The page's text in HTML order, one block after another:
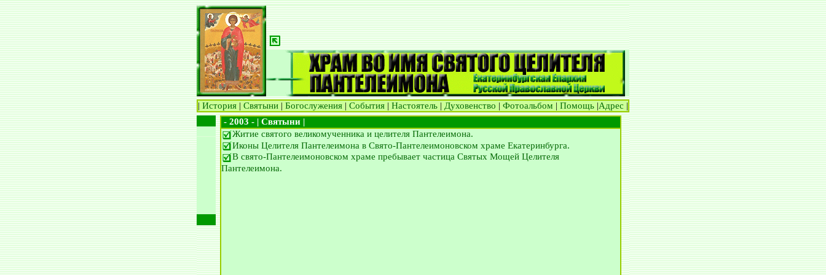
| История | Святыни | Богослужения | События | Настоятель | Духовенство | Фотоальбом | Помощь |Адрес |
- 2003 - | Святыни |
Житие святого великомученника и целителя Пантелеимона.
Иконы Целителя Пантелеимона в Свято-Пантелеимоновском храме Екатеринбурга.
В свято-Пантелеимоновском храме пребывает частица Святых Мощей Целителя
Пантелеимона.